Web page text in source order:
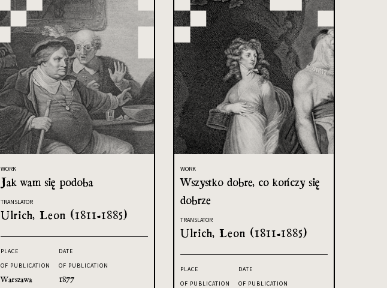
WORK
Jak wam się podoba
TRANSLATOR
Ulrich, Leon (1811-1885)
PLACE
OF PUBLICATION
Warszawa
DATE
OF PUBLICATION
1877
WORK
Wszystko dobre, co kończy się
dobrze
TRANSLATOR
Ulrich, Leon (1811-1885)
PLACE
OF PUBLICATION
DATE
OF PUBLICATION